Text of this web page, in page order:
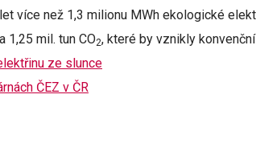
více než 1,3 milionu MWh ekologické
1,25 mil. tun CO2, které by vznikly
ze slunce
ČEZ v ČR